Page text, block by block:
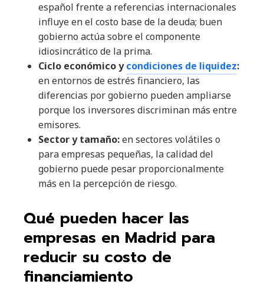
español frente a referencias internacionales
influye en el costo base de la deuda; buen
gobierno actúa sobre el componente
idiosincrático de la prima.
Ciclo económico ycondiciones de liquidez:
en entornos de estrés financiero, las
diferencias por gobierno pueden ampliarse
porque los inversores discriminan más entre
emisores.
Sector y tamaño:en sectores volátiles o
para empresas pequeñas, la calidad del
gobierno puede pesar proporcionalmente
más en la percepción de riesgo.
Qué pueden hacer las
empresas en Madrid para
reducir su costo de
financiamiento